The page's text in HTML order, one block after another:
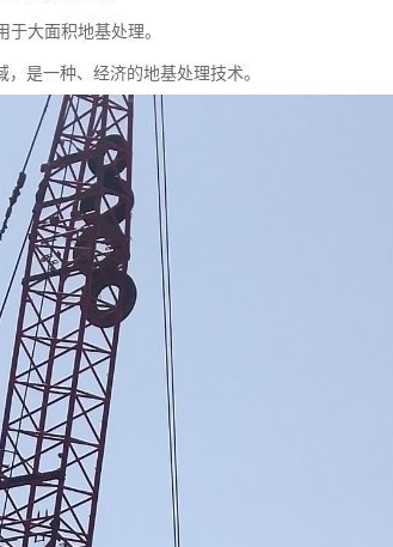
大面积地基处理。
是一种、经济的地基处理技术。